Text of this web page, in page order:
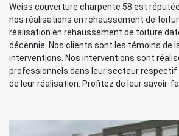
Weiss couverture charpente 58 est
nos réalisations en rehaussement de
réalisation en rehaussement de toiture
décennie. Nos clients sont les témoins de
interventions. Nos interventions sont
professionnels dans leur secteur
de leur réalisation. Profitez de leur savoir-